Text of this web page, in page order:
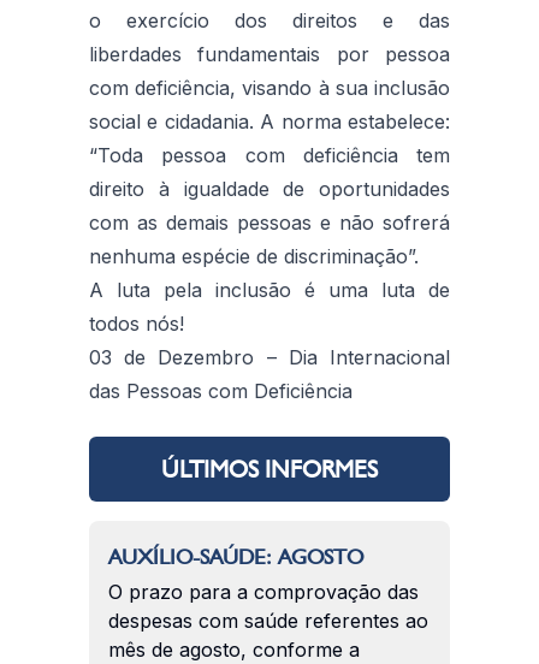
o exercício dos direitos e das
liberdades fundamentais por pessoa
com deficiência, visando à sua inclusão
social e cidadania. A norma estabelece:
“Toda pessoa com deficiência tem
direito à igualdade de oportunidades
com as demais pessoas e não sofrerá
nenhuma espécie de discriminação”.
A luta pela inclusão é uma luta de
todos nós!
03 de Dezembro – Dia Internacional
das Pessoas com Deficiência
ÚLTIMOS INFORMES
AUXÍLIO-SAÚDE: AGOSTO
O prazo para a comprovação das
despesas com saúde referentes ao
mês de agosto, conforme a